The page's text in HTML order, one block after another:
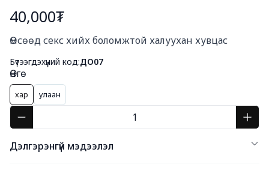
40,000₮
Өмсөөд секс хийх боломжтой халуухан хувцас
Бүтээгдэхүүний код:ДО07
Өнгө
хар улаан
Дэлгэрэнгүй мэдээлэл